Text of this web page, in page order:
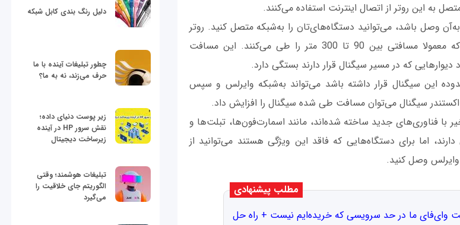
به این روتر از اتصال اینترنت استفاده می‌کنند.
وصل باشد، می‌توانید دستگاه‌های‌تان را به‌شبکه متصل کنید. روتر
شروع به انتشار سیگنال‌هایی می‌کند که معمولا مسافتی بین 90 تا 300 متر را طی می‌کنند. این مسافت
دیوارهایی که در مسیر سیگنال قرار دارند بستگی دارد.
این سیگنال قرار داشته باشد می‌تواند به‌شبکه وایرلس و سپس
سیگنال می‌توان مسافت طی شده سیگنال را افزایش داد.
با فناوری‌های جدید ساخته شده‌اند، مانند اسمارت‌فون‌ها، تبلت‌ها و
اما برای دستگاه‌هایی که فاقد این ویژگی هستند می‌توانید از
مطلب پیشنهادی
وای‌فای ما در حد سرویسی که خریده‌ایم نیست + راه حل
دلیل رنگ بندی کابل شبکه
چطور تبلیغات آینده با ما
حرف می‌زند، نه به ما؟
زیر پوست دنیای داده؛
نقش سرور HP در آینده
زیرساخت دیجیتال
تبلیغات هوشمند؛ وقتی
الگوریتم جای خلاقیت را
می‌گیرد